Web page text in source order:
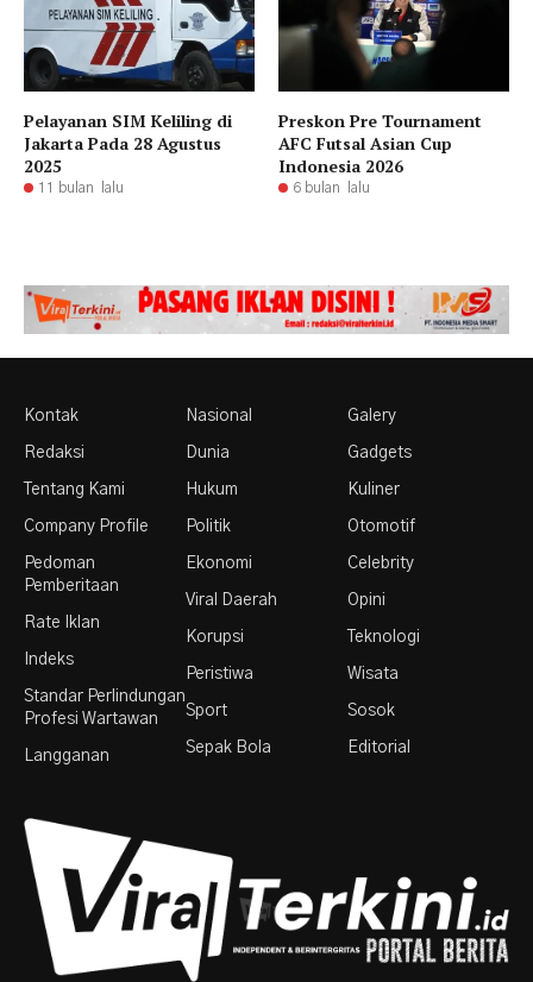
Pelayanan SIM Keliling di
Jakarta Pada 28 Agustus
2025
11 bulan lalu
Preskon Pre Tournament
AFC Futsal Asian Cup
Indonesia 2026
6 bulan lalu
Kontak
Redaksi
Tentang Kami
Company Profile
Pedoman
Pemberitaan
Rate Iklan
Indeks
Standar Perlindungan
Profesi Wartawan
Langganan
Nasional
Dunia
Hukum
Politik
Ekonomi
Viral Daerah
Korupsi
Peristiwa
Sport
Sepak Bola
Galery
Gadgets
Kuliner
Otomotif
Celebrity
Opini
Teknologi
Wisata
Sosok
Editorial